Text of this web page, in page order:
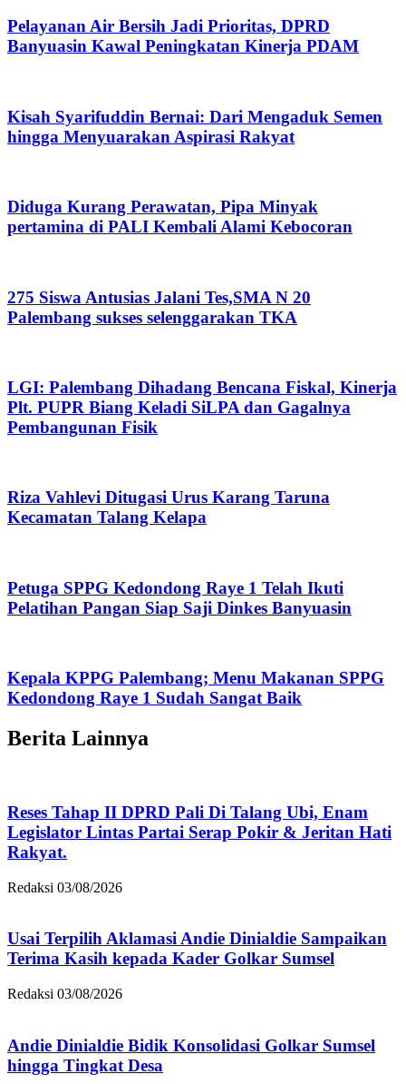
Pelayanan Air Bersih Jadi Prioritas, DPRD
Banyuasin Kawal Peningkatan Kinerja PDAM
Kisah Syarifuddin Bernai: Dari Mengaduk Semen
hingga Menyuarakan Aspirasi Rakyat
Diduga Kurang Perawatan, Pipa Minyak
pertamina di PALI Kembali Alami Kebocoran
275 Siswa Antusias Jalani Tes,SMA N 20
Palembang sukses selenggarakan TKA
LGI: Palembang Dihadang Bencana Fiskal, Kinerja
Plt. PUPR Biang Keladi SiLPA dan Gagalnya
Pembangunan Fisik
Riza Vahlevi Ditugasi Urus Karang Taruna
Kecamatan Talang Kelapa
Petuga SPPG Kedondong Raye 1 Telah Ikuti
Pelatihan Pangan Siap Saji Dinkes Banyuasin
Kepala KPPG Palembang; Menu Makanan SPPG
Kedondong Raye 1 Sudah Sangat Baik
Berita Lainnya
Reses Tahap II DPRD Pali Di Talang Ubi, Enam
Legislator Lintas Partai Serap Pokir & Jeritan Hati
Rakyat.
Redaksi 03/08/2026
Usai Terpilih Aklamasi Andie Dinialdie Sampaikan
Terima Kasih kepada Kader Golkar Sumsel
Redaksi 03/08/2026
Andie Dinialdie Bidik Konsolidasi Golkar Sumsel
hingga Tingkat Desa